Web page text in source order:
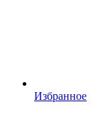
Избранное